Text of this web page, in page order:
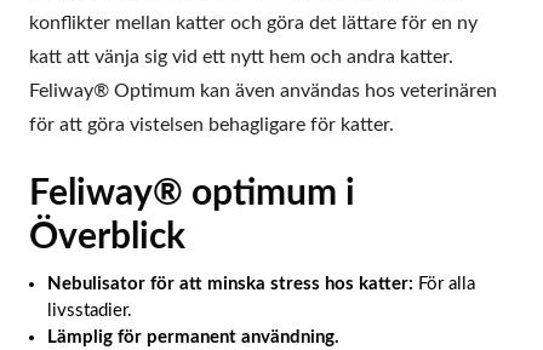
konflikter mellan katter och göra det lättare för en ny
katt att vänja sig vid ett nytt hem och andra katter.
Feliway® Optimum kan även användas hos veterinären
för att göra vistelsen behagligare för katter.
Feliway® optimum i
Överblick
Nebulisator för att minska stress hos katter: För alla
livsstadier.
Lämplig för permanent användning.